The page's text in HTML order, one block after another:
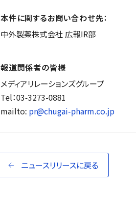
本件に関するお問い合わせ先：
中外製薬株式会社 広報IR部
報道関係者の皆様
メディアリレーションズグループ
Tel：03-3273-0881
mailto: pr@chugai-pharm.co.jp
ニュースリリースに戻る